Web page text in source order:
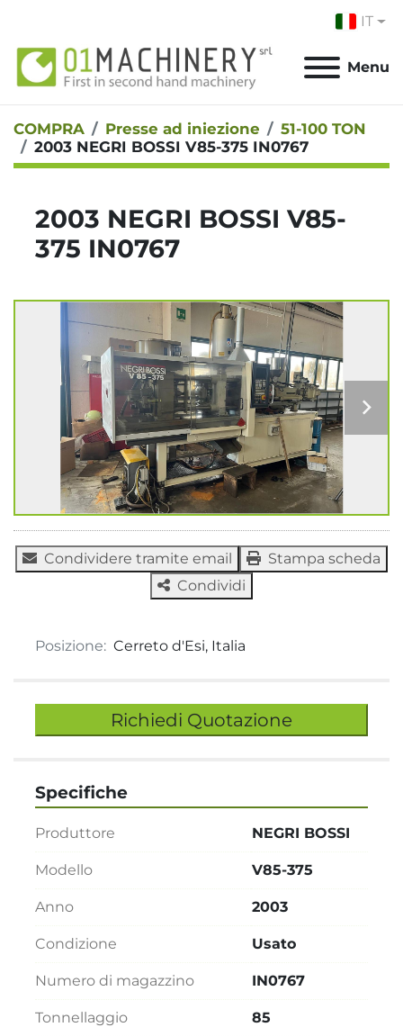
IT
Menu
COMPRA Presse ad iniezione
51-100 TON
2003 NEGRI BOSSI V85-375 IN0767
2003 NEGRI BOSSI V85-
375 IN0767
Condividere tramite email
Stampa scheda
Condividi
Posizione: Cerreto d'Esi, Italia
Richiedi Quotazione
Specifiche
Produttore NEGRI BOSSI
Modello V85-375
Anno 2003
Condizione Usato
Numero di magazzino IN0767
Tonnellaggio 85